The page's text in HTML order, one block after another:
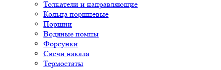
Толкатели и направляющие
Кольца поршневые
Поршни
Водяные помпы
Форсунки
Свечи накала
Термостаты